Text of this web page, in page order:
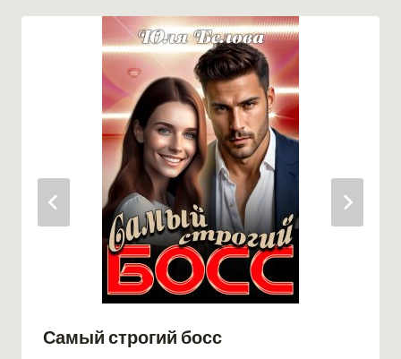
Самый строгий босс